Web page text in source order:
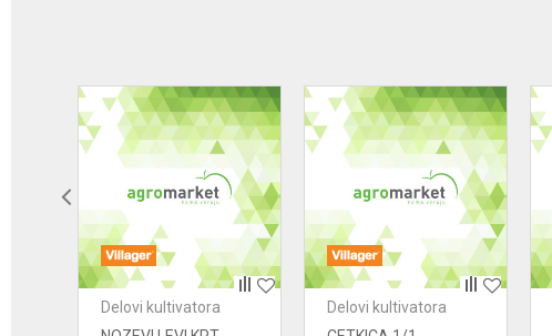
POŠALJI
Delovi kultivatora
Delovi kultivatora